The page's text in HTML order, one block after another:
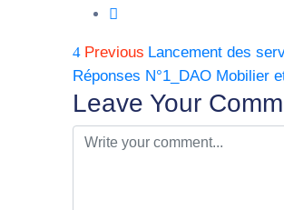
Previous Lancement des
Réponses N°1_DAO Mobilier
Leave Your